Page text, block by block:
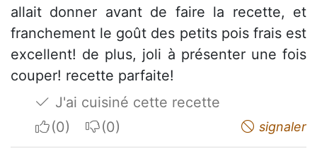
allait donner avant de faire la recette, et
franchement le goût des petits pois frais est
excellent! de plus, joli à présenter une fois
couper! recette parfaite!
J'ai cuisiné cette recette
I apreciateI do not appreciate signaler